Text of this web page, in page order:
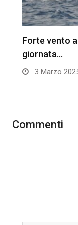
Forte vento
giornata…
3 Marzo
Commenti